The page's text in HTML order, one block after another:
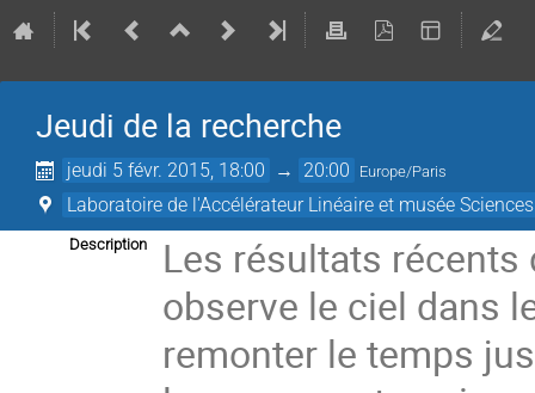
Jeudi de la recherche
jeudi 5 févr. 2015, 18:00 → 20:00 Europe/Paris
Laboratoire de l'Accélérateur Linéaire et musée
Description
Les résultats récents
observe le ciel dans
remonter le temps